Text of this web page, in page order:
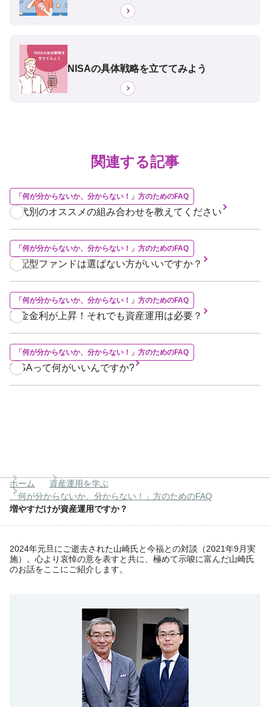
NISAの具体戦略を立ててみよう
関連する記事
「何が分からないか、分からない！」方のためのFAQ
年代別のオススメの組み合わせを教えてください
「何が分からないか、分からない！」方のためのFAQ
分配型ファンドは選ばない方がいいですか？
「何が分からないか、分からない！」方のためのFAQ
預金金利が上昇！それでも資産運用は必要？
「何が分からないか、分からない！」方のためのFAQ
NISAって何がいいんですか?
ホーム
資産運用を学ぶ
「何が分からないか、分からない！」方のためのFAQ
増やすだけが資産運用ですか？
2024年元旦にご逝去された山崎氏と今福との対談（2021年9月実
施）。心より哀悼の意を表すと共に、極めて示唆に富んだ山崎氏
のお話をここにご紹介します。